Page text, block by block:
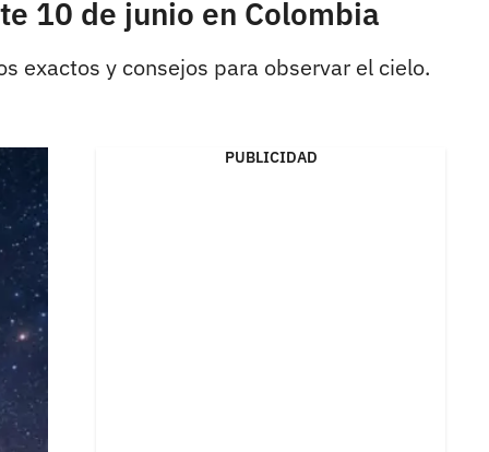
10 de junio en Colombia
exactos y consejos para observar el cielo.
PUBLICIDAD